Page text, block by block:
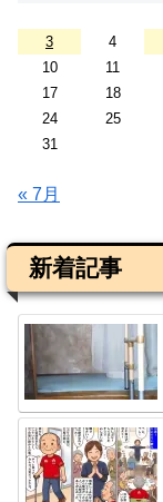
3
4
10
11
17
18
24
25
31
« 7月
新着記事